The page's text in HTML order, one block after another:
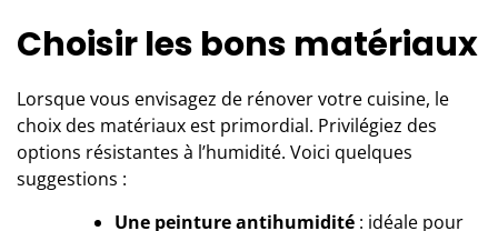
Choisir les bons matériaux
Lorsque vous envisagez de rénover votre cuisine, le
choix des matériaux est primordial. Privilégiez des
options résistantes à l’humidité. Voici quelques
suggestions :
Une peinture antihumidité : idéale pour